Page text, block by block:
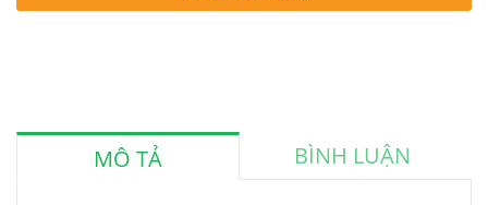
MÔ TẢ BÌNH LUẬN